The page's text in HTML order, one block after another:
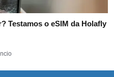
Testamos o eSIM da Holafly